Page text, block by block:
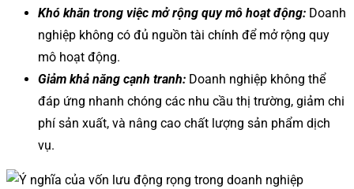
Khó khăn trong việc mở rộng quy mô hoạt động: Doanh
nghiệp không có đủ nguồn tài chính để mở rộng quy
mô hoạt động.
Giảm khả năng cạnh tranh: Doanh nghiệp không thể
đáp ứng nhanh chóng các nhu cầu thị trường, giảm chi
phí sản xuất, và nâng cao chất lượng sản phẩm dịch
vụ.